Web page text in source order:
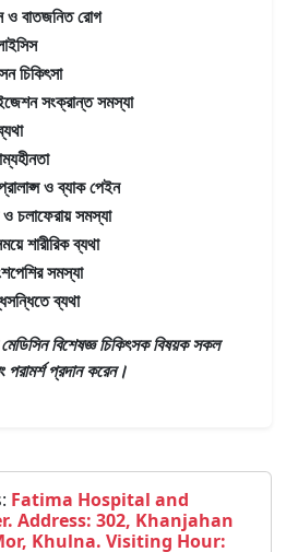
ও বাতজনিত রোগ
চিকিৎসা
সংক্রান্ত সমস্যা
ও ব্যাক পেইন
চলাফেরায় সমস্যা
শারীরিক ব্যথা
সমস্যা
ব্যথা
বিশেষজ্ঞ চিকিৎসকবিষয়ক সকল
পরামর্শ প্রদান করেন।
Fatima Hospital and
Address: 302, Khanjahan
Khulna. Visiting Hour: